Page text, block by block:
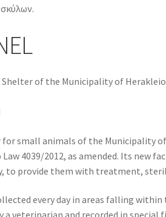
Shelter of the Municipality of
small animals of the Municipality
4039/2012, as amended. Its new
to provide them with treatment,
every day in areas falling